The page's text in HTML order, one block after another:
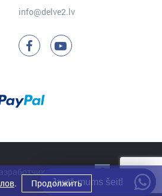
info@delve2.lv
. Продолжить
Jautā mums šeit!